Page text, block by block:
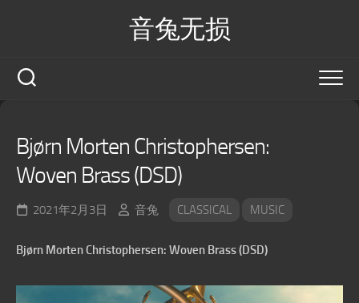
音兔无损
Bjørn Morten Christophersen:
Woven Brass (DSD)
2021年2月3日 音兔 CLASSICAL MUSIC
Bjørn Morten Christophersen: Woven Brass (DSD)